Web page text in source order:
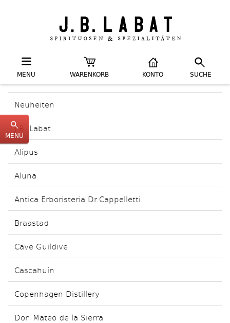
MENU WARENKORB KONTO SUCHE
Neuheiten
J.B. Labat
Alípus
Aluna
Antica Erboristeria Dr.Cappelletti
Braastad
Cave Guildive
Cascahuín
Copenhagen Distillery
Don Mateo de la Sierra
MENU